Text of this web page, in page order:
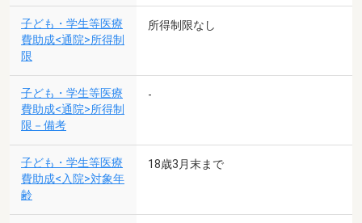
子ども・学生等医療
費助成<通院>所得制
限
所得制限なし
子ども・学生等医療
費助成<通院>所得制
限－備考
-
子ども・学生等医療
費助成<入院>対象年
齢
18歳3月末まで